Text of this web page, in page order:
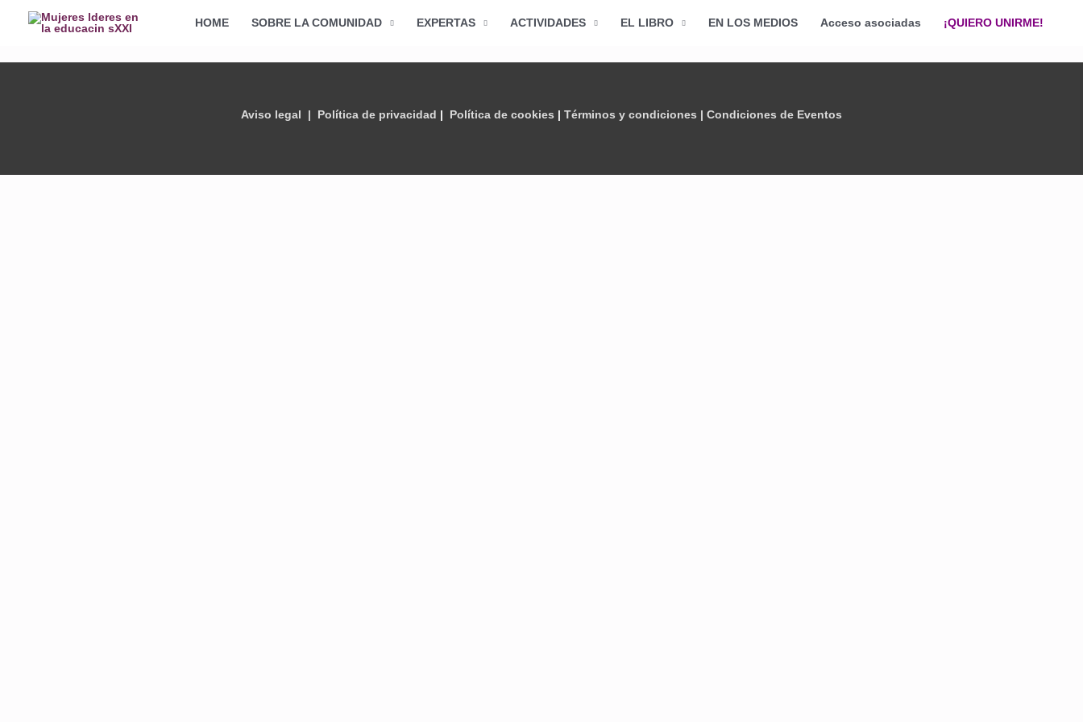
HOME SOBRE LA COMUNIDAD EXPERTAS ACTIVIDADES EL LIBRO EN LOS MEDIOS Acceso asociadas ¡QUIERO UNIRME!
Aviso legal | Política de privacidad | Política de cookies | Términos y condiciones | Condiciones de Eventos